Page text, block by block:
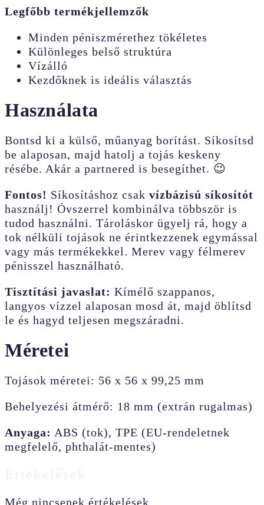
Legfőbb termékjellemzők
Minden péniszmérethez tökéletes
Különleges belső struktúra
Vízálló
Kezdőknek is ideális választás
Használata
Bontsd ki a külső, műanyag borítást. Síkosítsd
be alaposan, majd hatolj a tojás keskeny
résébe. Akár a partnered is besegíthet. 😉
Fontos! Síkosításhoz csak vízbázisú síkosítót
használj! Óvszerrel kombinálva többször is
tudod használni. Tároláskor ügyelj rá, hogy a
tok nélküli tojások ne érintkezzenek egymással
vagy más termékekkel. Merev vagy félmerev
pénisszel használható.
Tisztítási javaslat: Kímélő szappanos,
langyos vízzel alaposan mosd át, majd öblítsd
le és hagyd teljesen megszáradni.
Méretei
Tojások méretei: 56 x 56 x 99,25 mm
Behelyezési átmérő: 18 mm (extrán rugalmas)
Anyaga: ABS (tok), TPE (EU-rendeletnek
megfelelő, phthalát-mentes)
Még nincsenek értékelések.